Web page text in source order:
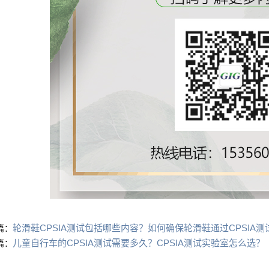
： 轮滑鞋CPSIA测试包括哪些内容？如何确保轮滑鞋通过CPSIA测
儿童自行车的CPSIA测试需要多久？CPSIA测试实验室怎么选？